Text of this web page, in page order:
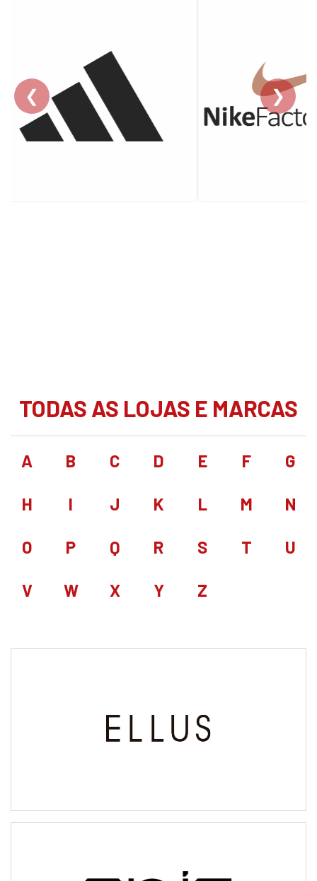
❮ ❯
TODAS AS LOJAS E MARCAS
A B C D E F G
H I J K L M N
O P Q R S T U
V W X Y Z